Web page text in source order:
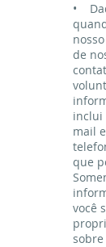
•
de
inclui
mail
que
você
sobre